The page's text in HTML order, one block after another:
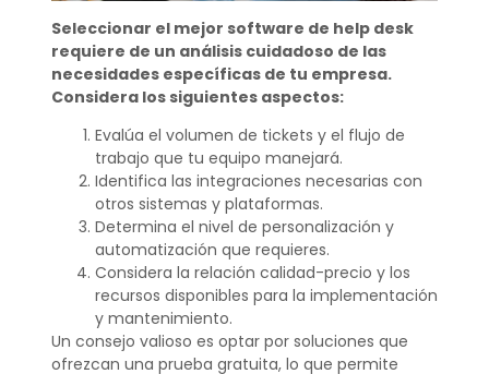
Seleccionar el mejor software de help desk
requiere de un análisis cuidadoso de las
necesidades específicas de tu empresa.
Considera los siguientes aspectos:
Evalúa el volumen de tickets y el flujo de
trabajo que tu equipo manejará.
Identifica las integraciones necesarias con
otros sistemas y plataformas.
Determina el nivel de personalización y
automatización que requieres.
Considera la relación calidad-precio y los
recursos disponibles para la implementación
y mantenimiento.
Un consejo valioso es optar por soluciones que
ofrezcan una prueba gratuita, lo que permite